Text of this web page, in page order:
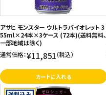
アサヒ モンスター ウルトラバイオレット 3
55ml×24本×3ケース (72本)(送料無料、
一部地域は除く)
通常価格：¥11,851（税込）
カートに入れる